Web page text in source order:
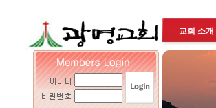
교회 소개